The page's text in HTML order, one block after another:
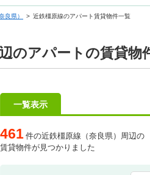
良県） 近鉄橿原線のアパート賃貸物件一覧
のアパートの賃貸物
一覧表示
461 件の近鉄橿原線（奈良県）周辺の
賃貸物件が見つかりました